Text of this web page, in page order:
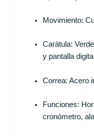
Movimiento:
Carátula:
y pantalla digital
Correa: Acero
Funciones:
cronómetro,